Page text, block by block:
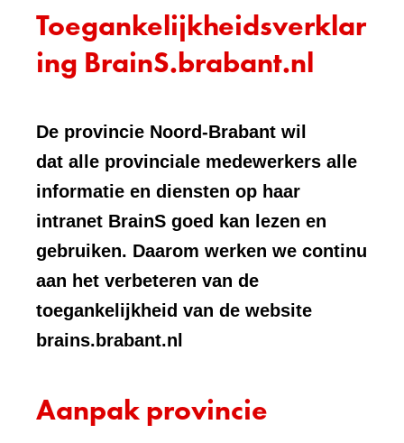
Toegankelijkheidsverklar
ing BrainS.brabant.nl
De provincie Noord-Brabant wil
dat alle provinciale medewerkers alle
informatie en diensten op haar
intranet BrainS goed kan lezen en
gebruiken. Daarom werken we continu
aan het verbeteren van de
toegankelijkheid van de website
brains.brabant.nl
Aanpak provincie